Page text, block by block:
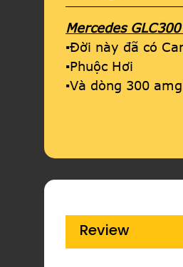
Mercedes
▪Đời này đã có
▪Phuộc Hơi
▪Và dòng 300
Review